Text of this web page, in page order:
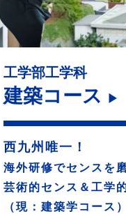
工学部工学科
建築コース ▶
西九州唯一！
海外研修でセンスを
芸術的センス＆工学
（現：建築学コース）